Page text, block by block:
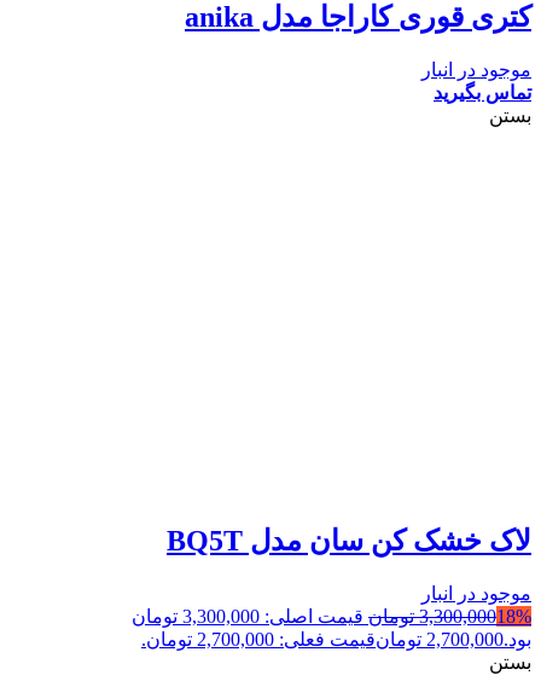
کتری قوری کاراجا مدل anika
موجود در انبار
تماس بگیرید
بستن
لاک خشک کن سان مدل BQ5T
موجود در انبار
18%
3,300,000 تومان
قیمت اصلی: 3,300,000 تومان
بود.2,700,000 تومانقیمت فعلی: 2,700,000 تومان.
بستن